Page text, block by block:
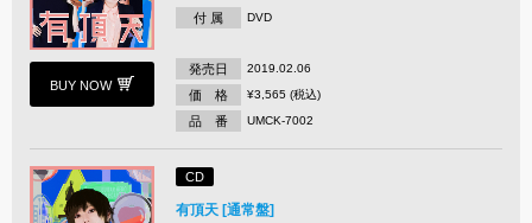
BUY NOW
付 属 DVD
発売日 2019.02.06
価 格 ¥3,565 (税込)
品 番 UMCK-7002
CD
有頂天 [通常盤]